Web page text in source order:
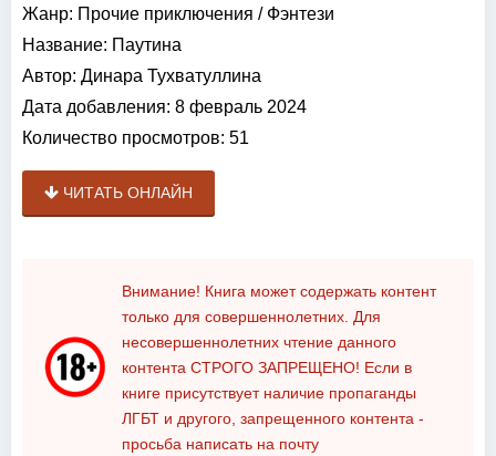
Жанр: Прочие приключения / Фэнтези
Название: Паутина
Автор: Динара Тухватуллина
Дата добавления: 8 февраль 2024
Количество просмотров: 51
ЧИТАТЬ ОНЛАЙН
Внимание! Книга может содержать контент
только для совершеннолетних. Для
несовершеннолетних чтение данного
контента СТРОГО ЗАПРЕЩЕНО! Если в
книге присутствует наличие пропаганды
ЛГБТ и другого, запрещенного контента -
просьба написать на почту